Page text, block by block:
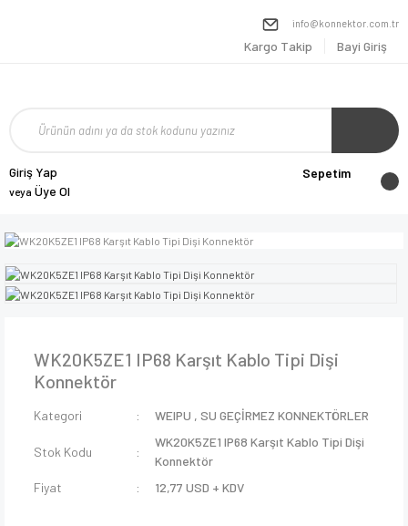
info@konnektor.com.tr
Kargo Takip Bayi Giriş
Giriş Yap
veya Üye Ol
Sepetim
WK20K5ZE1 IP68 Karşıt Kablo Tipi Dişi
Konnektör
Kategori WEIPU ,SU GEÇİRMEZ KONNEKTÖRLER
Stok Kodu
WK20K5ZE1 IP68 Karşıt Kablo Tipi Dişi
Konnektör
Fiyat
12,77 USD + KDV